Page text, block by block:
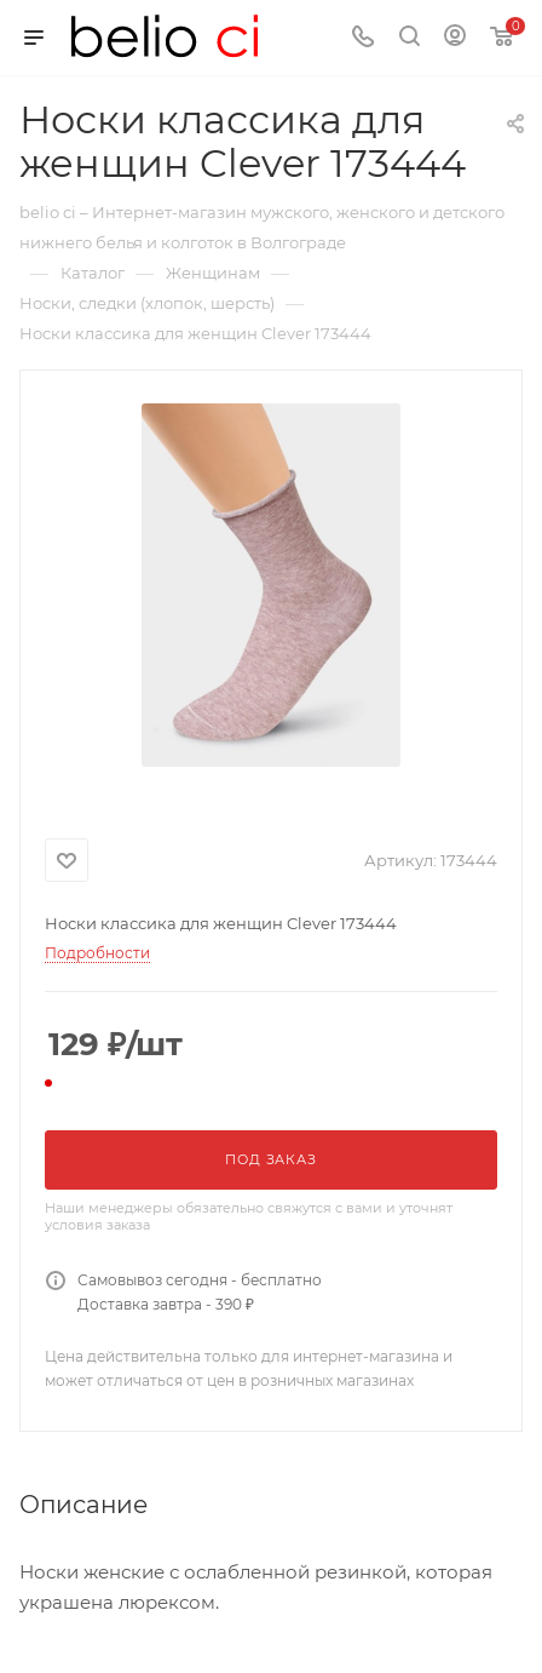
0
Носки классика для
женщин Clever 173444
belio ci – Интернет-магазин мужского, женского и детского
нижнего белья и колготок в Волгограде
— Каталог — Женщинам —
Носки, следки (хлопок, шерсть) —
Носки классика для женщин Clever 173444
Артикул: 173444
Носки классика для женщин Clever 173444
Подробности
129 ₽/шт
ПОД ЗАКАЗ
Наши менеджеры обязательно свяжутся с вами и уточнят
условия заказа
Самовывоз сегодня - бесплатно
Доставка завтра - 390 ₽
Цена действительна только для интернет-магазина и
может отличаться от цен в розничных магазинах
Описание
Носки женские с ослабленной резинкой, которая
украшена люрексом.